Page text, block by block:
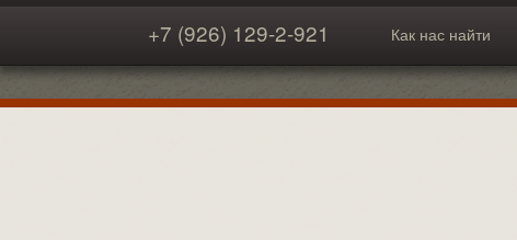
+7 (926) 129-2-921 Как нас найти